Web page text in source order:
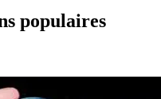
populaires